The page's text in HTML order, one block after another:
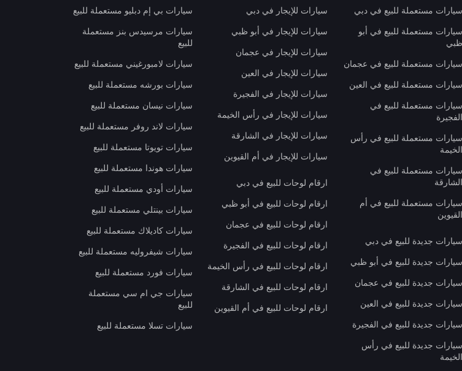
سيارات مستعملة للبيع في دبي
سيارات مستعملة للبيع في أبو
ظبي
سيارات مستعملة للبيع في عجمان
سيارات مستعملة للبيع في العين
سيارات مستعملة للبيع في
الفجيرة
سيارات مستعملة للبيع في رأس
الخيمة
سيارات مستعملة للبيع في
الشارقة
سيارات مستعملة للبيع في أم
القيوين
سيارات جديدة للبيع في دبي
سيارات جديدة للبيع في أبو ظبي
سيارات جديدة للبيع في عجمان
سيارات جديدة للبيع في العين
سيارات جديدة للبيع في الفجيرة
سيارات جديدة للبيع في رأس
الخيمة
سيارات للإيجار في دبي
سيارات للإيجار في أبو ظبي
سيارات للإيجار في عجمان
سيارات للإيجار في العين
سيارات للإيجار في الفجيرة
سيارات للإيجار في رأس الخيمة
سيارات للإيجار في الشارقة
سيارات للإيجار في أم القيوين
ارقام لوحات للبيع في دبي
ارقام لوحات للبيع في أبو ظبي
ارقام لوحات للبيع في عجمان
ارقام لوحات للبيع في الفجيرة
ارقام لوحات للبيع في رأس الخيمة
ارقام لوحات للبيع في الشارقة
ارقام لوحات للبيع في أم القيوين
سيارات بي إم دبليو مستعملة للبيع
سيارات مرسيدس بنز مستعملة
للبيع
سيارات لامبورغيني مستعملة للبيع
سيارات بورشه مستعملة للبيع
سيارات نيسان مستعملة للبيع
سيارات لاند روفر مستعملة للبيع
سيارات تويوتا مستعملة للبيع
سيارات هوندا مستعملة للبيع
سيارات أودي مستعملة للبيع
سيارات بينتلي مستعملة للبيع
سيارات كاديلاك مستعملة للبيع
سيارات شيفروليه مستعملة للبيع
سيارات فورد مستعملة للبيع
سيارات جي ام سي مستعملة
للبيع
سيارات تسلا مستعملة للبيع